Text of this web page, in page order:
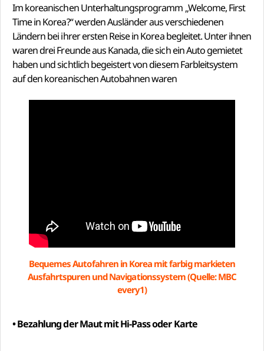
Im koreanischen Unterhaltungsprogramm „Welcome, First
Time in Korea?“ werden Ausländer aus verschiedenen
Ländern bei ihrer ersten Reise in Korea begleitet. Unter ihnen
waren drei Freunde aus Kanada, die sich ein Auto gemietet
haben und sichtlich begeistert von diesem Farbleitsystem
auf den koreanischen Autobahnen waren
Bequemes Autofahren in Korea mit farbig markieten
Ausfahrtspuren und Navigationssystem (Quelle: MBC
every1)
• Bezahlung der Maut mit Hi-Pass oder Karte